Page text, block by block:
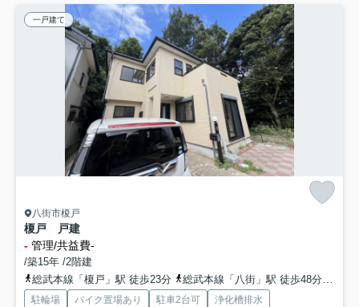
一戸建て
八街市榎戸
榎戸 戸建
- 管理/共益費-
/築15年 /2階建
総武本線「榎戸」駅 徒歩23分
総武本線「八街」駅 徒歩48分
駐輪場 バイク置場あり 駐車2台可 浄化槽排水